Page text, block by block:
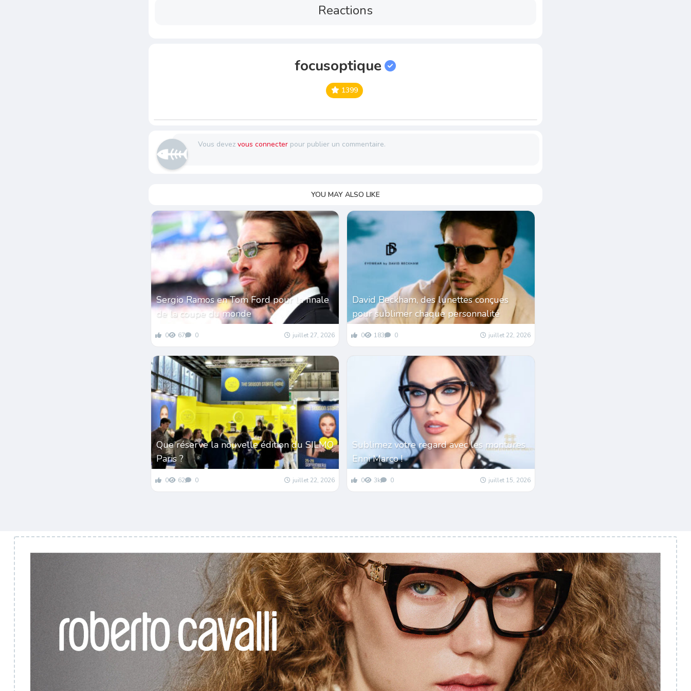
Reactions
focusoptique
1399
Vous devezvous connecter pour publier un commentaire.
YOU MAY ALSO LIKE
Sergio Ramos en Tom Ford pour la finale
de la coupe du monde
0 67 0 juillet 27, 2026
David Beckham, des lunettes conçues
pour sublimer chaque personnalité
0 183 0 juillet 22, 2026
Que réserve la nouvelle édition du SILMO
Paris ?
0 62 0 juillet 22, 2026
Sublimez votre regard avec les montures
Enni Marco !
0 3k 0 juillet 15, 2026